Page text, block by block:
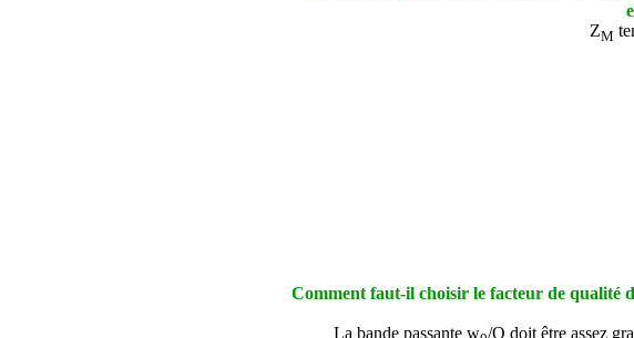
ZM
Comment faut-il choisir le facteur de qualité
La bande passante w /Q doit être assez